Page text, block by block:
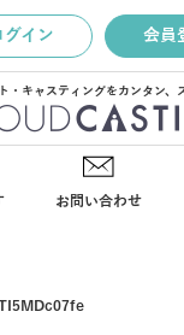
グイン 会員
・キャスティングをカンタン、
お問い合わせ